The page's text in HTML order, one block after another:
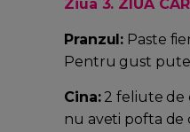
Ziua 3. ZIUA
Pranzul: Paste
Pentru gust
Cina:2 feliute de
nu aveti pofta